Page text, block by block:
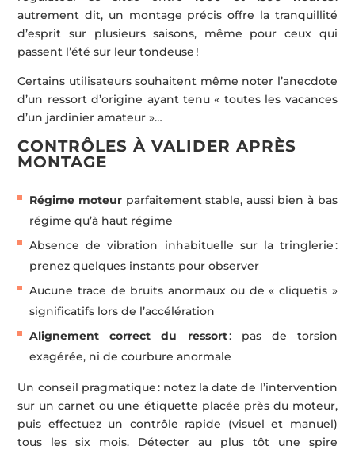
autrement dit, un montage précis offre la tranquillité
d’esprit sur plusieurs saisons, même pour ceux qui
passent l’été sur leur tondeuse !
Certains utilisateurs souhaitent même noter l’anecdote
d’un ressort d’origine ayant tenu « toutes les vacances
d’un jardinier amateur »…
CONTRÔLES À VALIDER APRÈS
MONTAGE
Régime moteur parfaitement stable, aussi bien à bas
régime qu’à haut régime
Absence de vibration inhabituelle sur la tringlerie :
prenez quelques instants pour observer
Aucune trace de bruits anormaux ou de « cliquetis »
significatifs lors de l’accélération
Alignement correct du ressort: pas de torsion
exagérée, ni de courbure anormale
Un conseil pragmatique : notez la date de l’intervention
sur un carnet ou une étiquette placée près du moteur,
puis effectuez un contrôle rapide (visuel et manuel)
tous les six mois. Détecter au plus tôt une spire